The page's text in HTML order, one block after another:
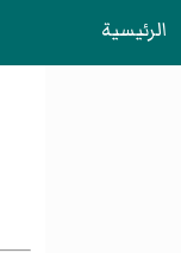
الرئيسية